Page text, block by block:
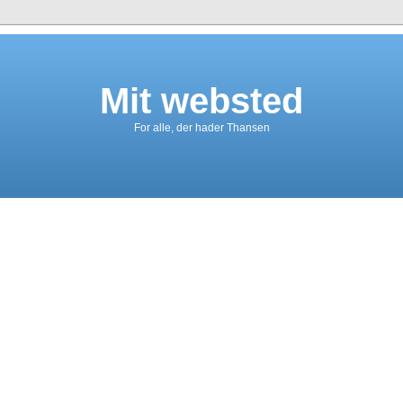
Mit websted
For alle, der hader Thansen